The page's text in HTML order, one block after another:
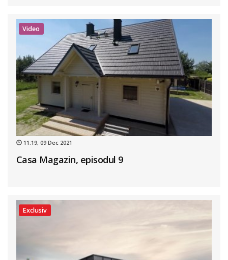
Video
11:19, 09 Dec 2021
Casa Magazin, episodul 9
Exclusiv